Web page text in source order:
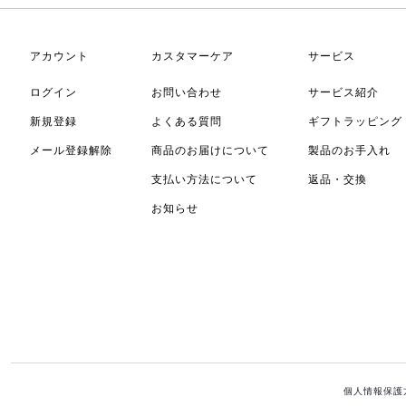
アカウント
ログイン
新規登録
メール登録解除
カスタマーケア
お問い合わせ
よくある質問
商品のお届けについて
支払い方法について
お知らせ
サービス
サービス紹介
ギフトラッピング
製品のお手入れ
返品・交換
個人情報保護